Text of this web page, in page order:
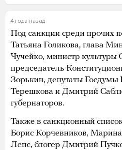
4 года назад
Под санкции среди прочих
Татьяна Голикова, глава
Чучейко, министр
председатель
Зорькин, депутаты Госдумы
Терешкова и Дмитрий
губернаторов.
Также в санкционный
Борис Корчевников,
Лепс, блогер Дмитрий